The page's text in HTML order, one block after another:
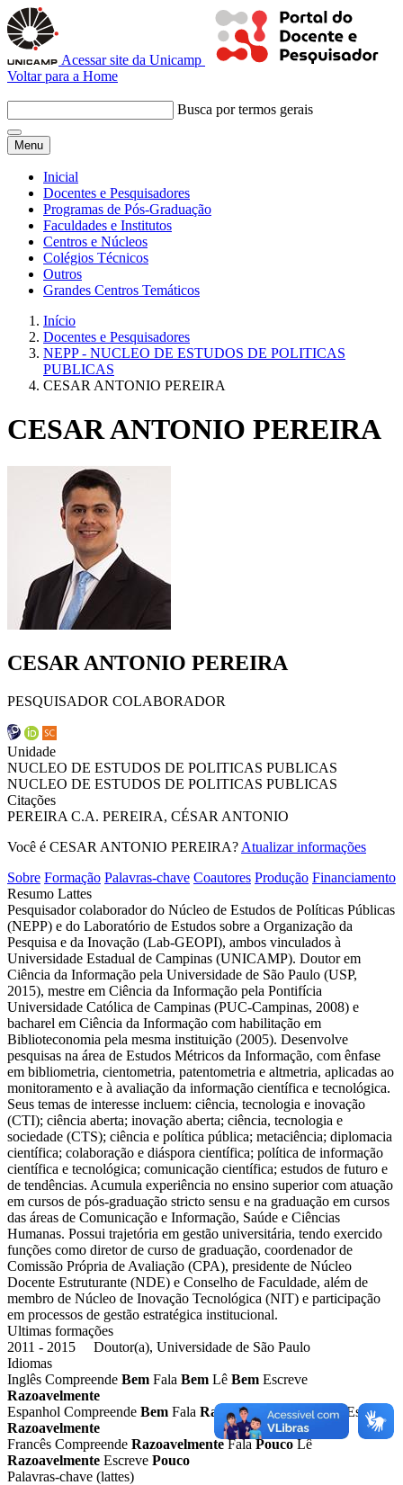
Acessar site da Unicamp
Voltar para a Home
Busca por termos gerais
Menu
Inicial
Docentes e Pesquisadores
Programas de Pós-Graduação
Faculdades e Institutos
Centros e Núcleos
Colégios Técnicos
Outros
Grandes Centros Temáticos
Início
Docentes e Pesquisadores
NEPP - NUCLEO DE ESTUDOS DE POLITICAS
PUBLICAS
CESAR ANTONIO PEREIRA
CESAR ANTONIO PEREIRA
CESAR ANTONIO PEREIRA
PESQUISADOR COLABORADOR
Unidade
NUCLEO DE ESTUDOS DE POLITICAS PUBLICAS
NUCLEO DE ESTUDOS DE POLITICAS PUBLICAS
Citações
PEREIRA C.A. PEREIRA, CÉSAR ANTONIO
Você é CESAR ANTONIO PEREIRA? Atualizar informações
Sobre Formação Palavras-chave Coautores Produção Financiamento
Resumo Lattes
Pesquisador colaborador do Núcleo de Estudos de Políticas Públicas
(NEPP) e do Laboratório de Estudos sobre a Organização da
Pesquisa e da Inovação (Lab-GEOPI), ambos vinculados à
Universidade Estadual de Campinas (UNICAMP). Doutor em
Ciência da Informação pela Universidade de São Paulo (USP,
2015), mestre em Ciência da Informação pela Pontifícia
Universidade Católica de Campinas (PUC-Campinas, 2008) e
bacharel em Ciência da Informação com habilitação em
Biblioteconomia pela mesma instituição (2005). Desenvolve
pesquisas na área de Estudos Métricos da Informação, com ênfase
em bibliometria, cientometria, patentometria e altmetria, aplicadas ao
monitoramento e à avaliação da informação científica e tecnológica.
Seus temas de interesse incluem: ciência, tecnologia e inovação
(CTI); ciência aberta; inovação aberta; ciência, tecnologia e
sociedade (CTS); ciência e política pública; metaciência; diplomacia
científica; colaboração e diáspora científica; política de informação
científica e tecnológica; comunicação científica; estudos de futuro e
de tendências. Acumula experiência no ensino superior com atuação
em cursos de pós-graduação stricto sensu e na graduação em cursos
das áreas de Comunicação e Informação, Saúde e Ciências
Humanas. Possui trajetória em gestão universitária, tendo exercido
funções como diretor de curso de graduação, coordenador de
Comissão Própria de Avaliação (CPA), presidente de Núcleo
Docente Estruturante (NDE) e Conselho de Faculdade, além de
membro de Núcleo de Inovação Tecnológica (NIT) e participação
em processos de gestão estratégica institucional.
Ultimas formações
2011 - 2015 Doutor(a), Universidade de São Paulo
Idiomas
Inglês Compreende Bem Fala Bem Lê Bem Escreve
Razoavelmente
Espanhol Compreende Bem Fala Razoavelmente LêBem Escreve
Razoavelmente
Francês Compreende Razoavelmente FalaPouco Lê
Razoavelmente Escreve Pouco
Palavras-chave (lattes)